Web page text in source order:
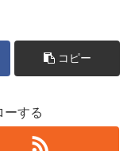
コピー
ーする